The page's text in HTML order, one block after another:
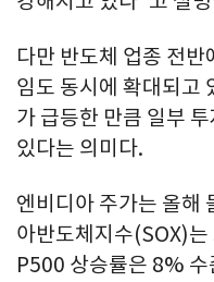
다만 반도체 업종 전
임도 동시에 확대되고
가 급등한 만큼 일부
있다는 의미다.
엔비디아 주가는 올해
아반도체지수(SOX)
P500 상승률은 8% 수